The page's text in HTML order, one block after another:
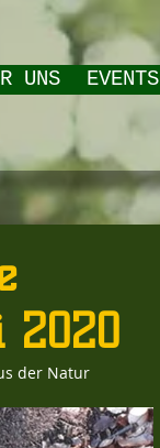
UNS EVENTS
2020
der Natur